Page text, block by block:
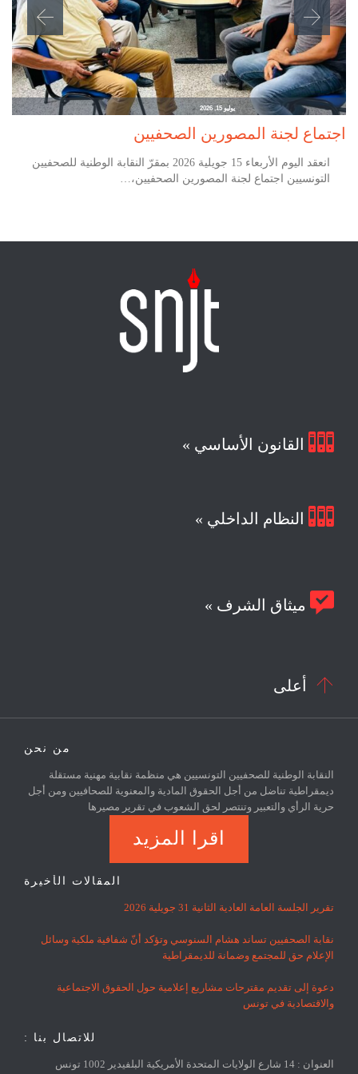
يوليو 15, 2026
اجتماع لجنة المصورين الصحفيين
انعقد اليوم الأربعاء 15 جويلية 2026 بمقرّ النقابة الوطنية للصحفيين
التونسيين اجتماع لجنة المصورين الصحفيين،…
 القانون الأساسي »
 النظام الداخلي »
 ميثاق الشرف »
 أعلى
من نحن
النقابة الوطنية للصحفيين التونسيين هي منظمة نقابية مهنية مستقلة
ديمقراطية تناضل من أجل الحقوق المادية والمعنوية للصحافيين ومن أجل
حرية الرأي والتعبير وتنتصر لحق الشعوب في تقرير مصيرها
اقرا المزيد
المقالات الأخيرة
تقرير الجلسة العامة العادية الثانية 31 جويلية 2026
نقابة الصحفيين تساند هشام السنوسي وتؤكد أنّ شفافية ملكية وسائل
الإعلام حق للمجتمع وضمانة للديمقراطية
دعوة إلى تقديم مقترحات مشاريع إعلامية حول الحقوق الاجتماعية
والاقتصادية في تونس
للاتصال بنا :
العنوان : 14 شارع الولايات المتحدة الأمريكية البلفيدير 1002 تونس